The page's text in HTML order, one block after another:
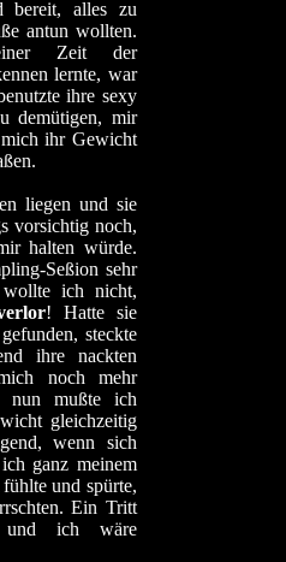
bereit, alles zu
antun wollten.
Zeit der
lernte, war
ihre sexy
demütigen, mir
ihr Gewicht
liegen und sie
vorsichtig noch,
halten würde.
Seßion sehr
wollte ich nicht,
! Hatte sie
steckte
ihre nackten
noch mehr
nun mußte ich
gleichzeitig
wenn sich
ganz meinem
und spürte,
Ein Tritt
und ich wäre